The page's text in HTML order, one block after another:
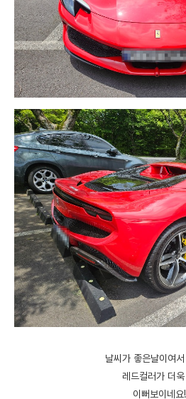
날씨가 좋은날이여서
레드컬러가 더욱
이뻐보이네요!